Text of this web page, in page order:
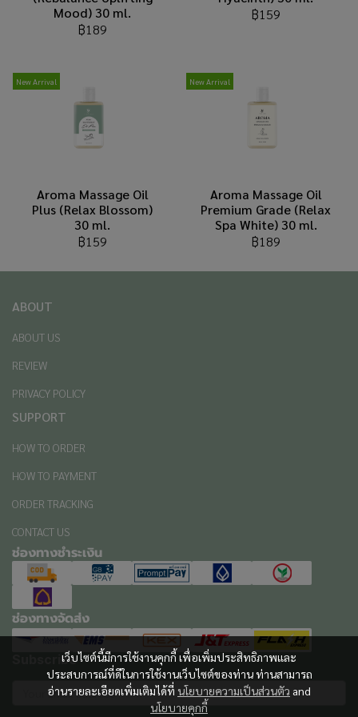
Mood) 30 ml.
฿189
฿159
New Arrival
Aroma Massage Oil
Plus (Relax Blossom)
30 ml.
฿159
New Arrival
Aroma Massage Oil
Premium Grade (Relax
Spa White) 30 ml.
฿189
เว็บไซต์นี้มีการใช้งานคุกกี้ เพื่อเพิ่มประสิทธิภาพและ
ประสบการณ์ที่ดีในการใช้งานเว็บไซต์ของท่าน ท่านสามารถ
อ่านรายละเอียดเพิ่มเติมได้ที่ นโยบายความเป็นส่วนตัว and
นโยบายคุกกี้
ABOUT
ABOUT US
REVIEW
PRIVACY POLICY
SUPPORT
HOW TO ORDER
HOW TO PAYMENT
ORDER TRACKING
CONTACT US
ช่องทางชำระเงิน
ช่องทางจัดส่ง
Subscribe